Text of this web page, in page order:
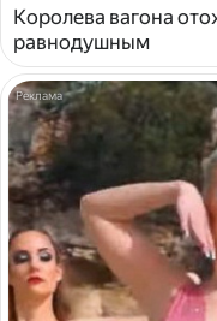
Королева вагона
равнодушным